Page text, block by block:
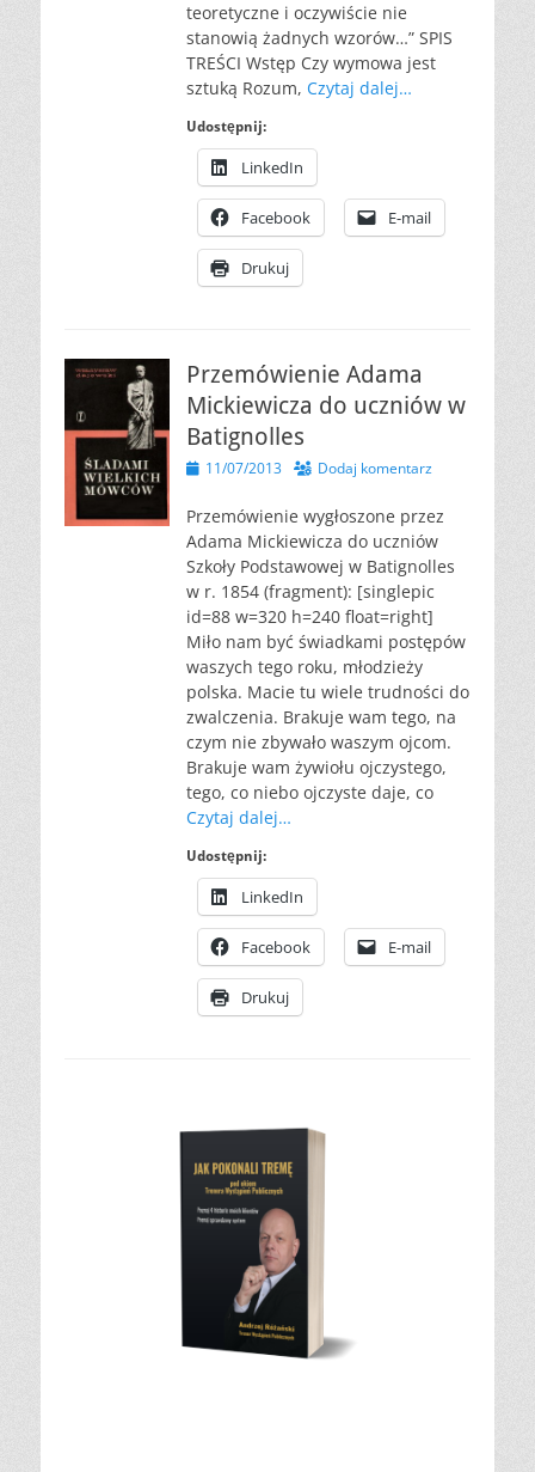
teoretyczne i oczywiście nie
stanowią żadnych wzorów…” SPIS
TREŚCI Wstęp Czy wymowa jest
sztuką Rozum, Czytaj dalej…
Udostępnij:
LinkedIn
Facebook E-mail
Drukuj
Przemówienie Adama
Mickiewicza do uczniów w
Batignolles
Opublikowano
11/07/2013 Dodaj komentarz
Przemówienie wygłoszone przez
Adama Mickiewicza do uczniów
Szkoły Podstawowej w Batignolles
w r. 1854 (fragment): [singlepic
id=88 w=320 h=240 float=right]
Miło nam być świadkami postępów
waszych tego roku, młodzieży
polska. Macie tu wiele trudności do
zwalczenia. Brakuje wam tego, na
czym nie zbywało waszym ojcom.
Brakuje wam żywiołu ojczystego,
tego, co niebo ojczyste daje, co
Czytaj dalej…
Udostępnij:
LinkedIn
Facebook E-mail
Drukuj